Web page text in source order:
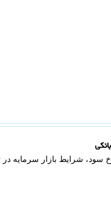
شرایط بازار سرمایه